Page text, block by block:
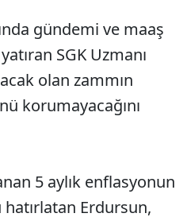
gündemi ve maaş
SGK Uzmanı
olan zammın
korumayacağını
5 aylık enflasyonun
Erdursun,